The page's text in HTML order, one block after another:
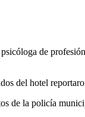
psicóloga de
del hotel
de la policía